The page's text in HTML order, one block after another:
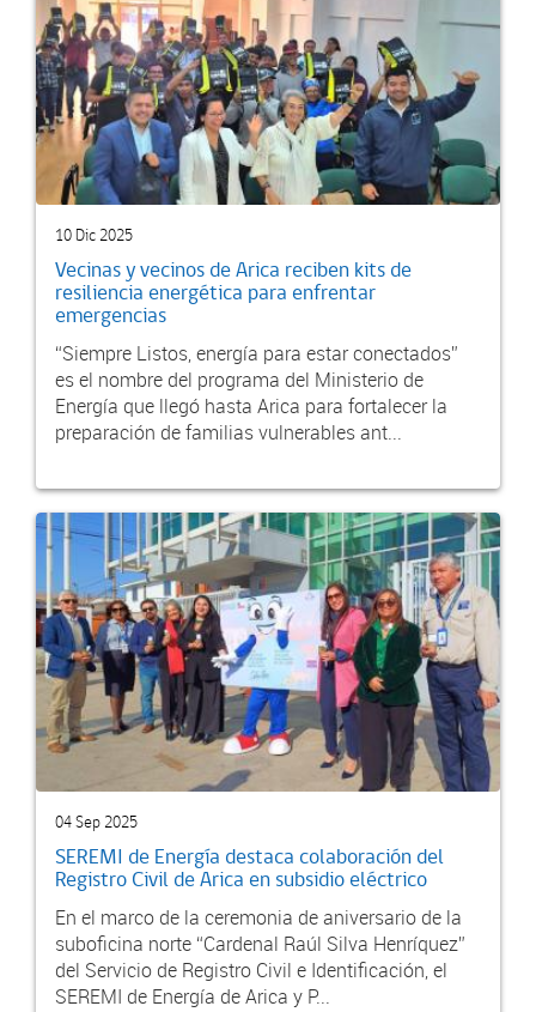
10 Dic 2025
Vecinas y vecinos de Arica reciben kits de
resiliencia energética para enfrentar
emergencias
“Siempre Listos, energía para estar conectados”
es el nombre del programa del Ministerio de
Energía que llegó hasta Arica para fortalecer la
preparación de familias vulnerables ant...
04 Sep 2025
SEREMI de Energía destaca colaboración del
Registro Civil de Arica en subsidio eléctrico
En el marco de la ceremonia de aniversario de la
suboficina norte “Cardenal Raúl Silva Henríquez”
del Servicio de Registro Civil e Identificación, el
SEREMI de Energía de Arica y P...